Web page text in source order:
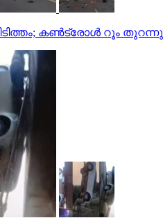
കണ്‍ട്രോള്‍ റൂം തുറന്നു